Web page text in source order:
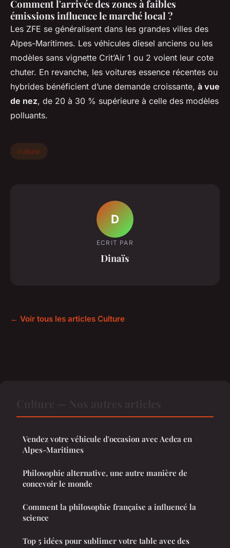
Comment l'arrivée des zones à faibles
émissions influence le marché local ?
Les ZFE se généralisent dans les grandes villes des
Alpes-Maritimes. Les véhicules diesel anciens ou les
modèles sans vignette Crit’Air 1 ou 2 voient leur cote
chuter. En revanche, les voitures essence récentes ou
hybrides bénéficient d’une demande croissante, à vue
de nez, de 20 à 30 % supérieure à celle des modèles
polluants.
culture
D
ECRIT PAR
Dinaïs
← Voir tous les articles Culture
Vendez votre véhicule d'occasion avec Aedca en
Alpes-Maritimes
Philosophie alternative, une autre manière de
concevoir le monde
Comment la philosophie française a influencé la
science
Top 5 idées pour sublimer votre table avec des